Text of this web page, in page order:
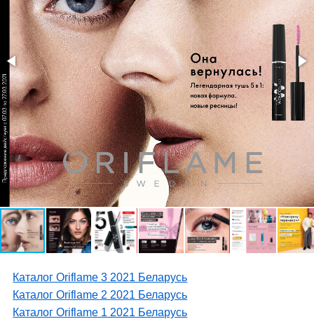
Каталог Oriflame 3 2021 Беларусь
Каталог Oriflame 2 2021 Беларусь
Каталог Oriflame 1 2021 Беларусь